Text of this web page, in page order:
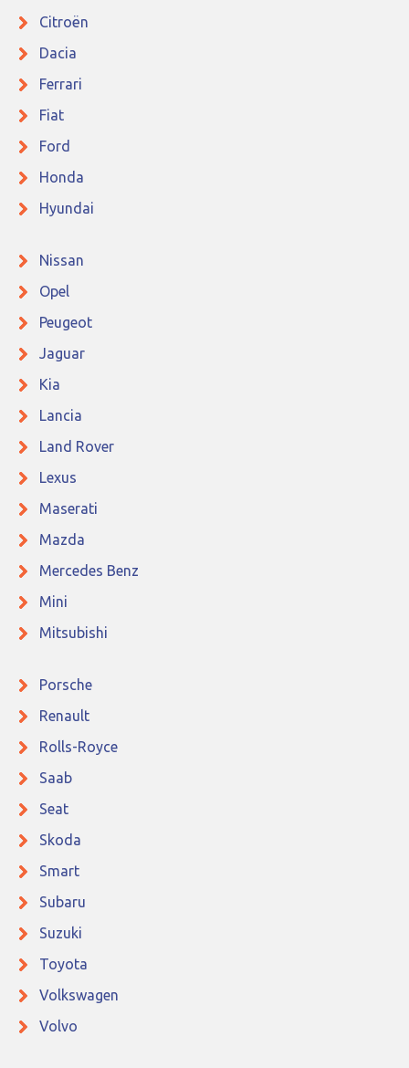
Citroën
Dacia
Ferrari
Fiat
Ford
Honda
Hyundai
Nissan
Opel
Peugeot
Jaguar
Kia
Lancia
Land Rover
Lexus
Maserati
Mazda
Mercedes Benz
Mini
Mitsubishi
Porsche
Renault
Rolls-Royce
Saab
Seat
Skoda
Smart
Subaru
Suzuki
Toyota
Volkswagen
Volvo